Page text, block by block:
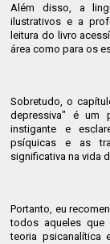
Além disso, a
ilustrativos e a
leitura do livro
área como para os
Sobretudo, o
depressiva" é um
instigante e
psíquicas e as
significativa na vida
Portanto, eu
todos aqueles que
teoria psicanalítica